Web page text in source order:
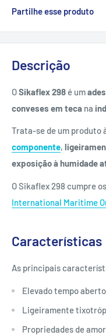
Partilhe esse produto
Descrição
OSikaflex 298 é um
conveses em teca na
Trata-se de um produto
componente,
exposição à humidade
O Sikaflex 298 cumpre
International Maritime
Características
As principais
Elevado tempo
Ligeiramente
Propriedades de